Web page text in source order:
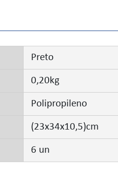
Preto
0,20kg
Polipropileno
(23x34x10,5)cm
6 un